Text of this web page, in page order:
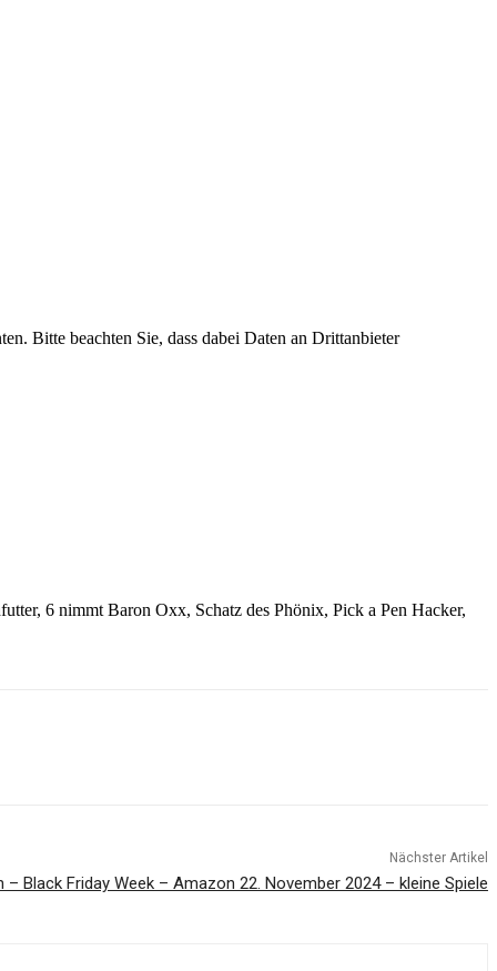
Bitte beachten Sie, dass dabei Daten an Drittanbieter
6 nimmt Baron Oxx, Schatz des Phönix, Pick a Pen Hacker,
Nächster Artikel
Black Friday Week – Amazon 22. November 2024 – kleine Spiele